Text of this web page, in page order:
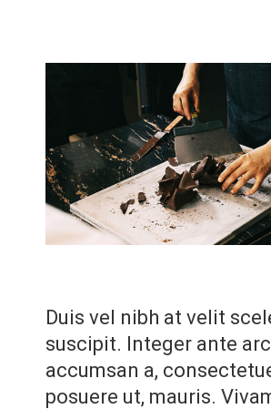
Duis vel nibh at velit
suscipit. Integer ante
accumsan a,
posuere ut, mauris.